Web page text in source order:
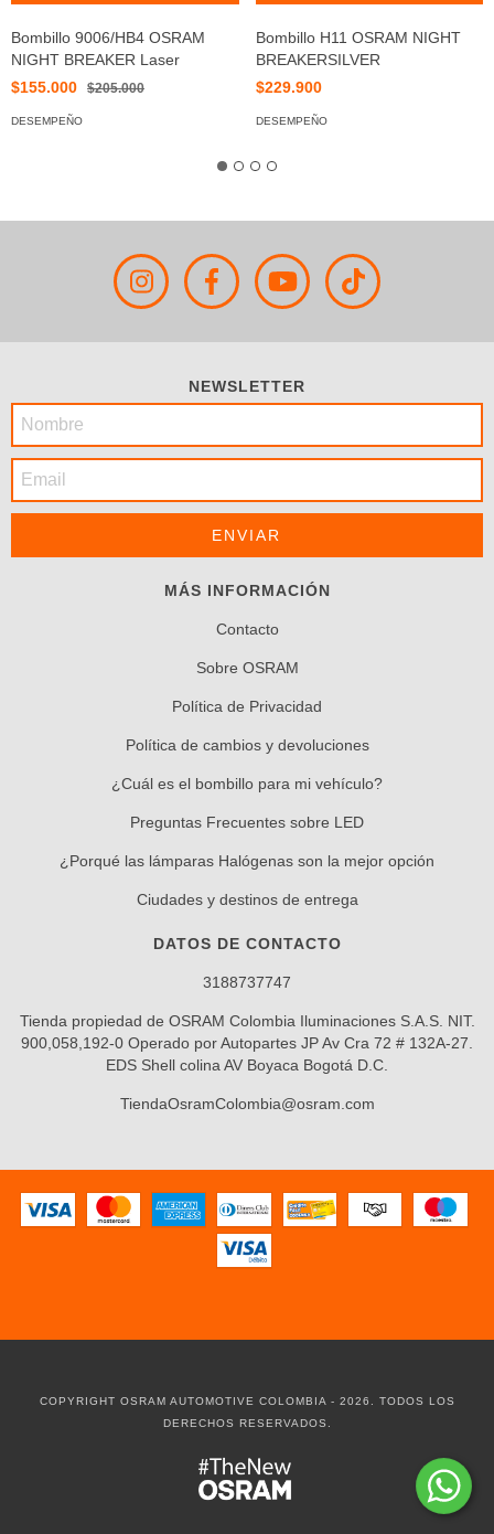
Bombillo 9006/HB4 OSRAM
NIGHT BREAKER Laser
$155.000
$205.000
DESEMPEÑO
Bombillo H11 OSRAM NIGHT
BREAKERSILVER
$229.900
DESEMPEÑO
NEWSLETTER
MÁS INFORMACIÓN
Contacto
Sobre OSRAM
Política de Privacidad
Política de cambios y devoluciones
¿Cuál es el bombillo para mi vehículo?
Preguntas Frecuentes sobre LED
¿Porqué las lámparas Halógenas son la mejor opción
Ciudades y destinos de entrega
DATOS DE CONTACTO
3188737747
Tienda propiedad de OSRAM Colombia Iluminaciones S.A.S. NIT.
900,058,192-0 Operado por Autopartes JP Av Cra 72 # 132A-27.
EDS Shell colina AV Boyaca Bogotá D.C.
TiendaOsramColombia@osram.com
COPYRIGHT OSRAM AUTOMOTIVE COLOMBIA - 2026. TODOS LOS
DERECHOS RESERVADOS.